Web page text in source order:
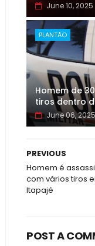
June 10, 2025
PLANTÃO
Homem de
tiros dentro
June 06, 2025
PREVIOUS
Homem é
com vários tiros
Itapajé
POST A